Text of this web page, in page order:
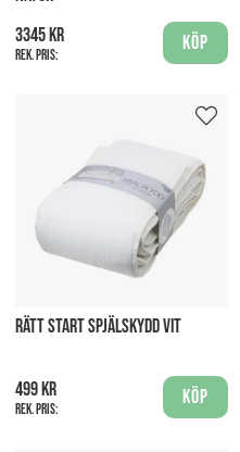
3345 kr
Rek. pris:
Köp
RÄTT START SPJÄLSKYDD VIT
499 kr
Rek. pris:
Köp